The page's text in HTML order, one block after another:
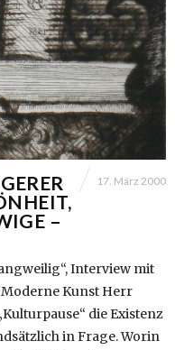
–
17. März 2000
Interview mit
Moderne Kunst Herr
die Existenz
in Frage. Worin